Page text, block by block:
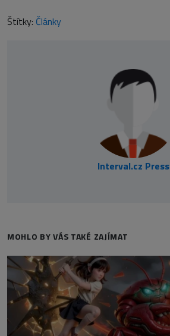
Štítky: Články
Interval.cz Press
MOHLO BY VÁS TAKÉ ZAJÍMAT